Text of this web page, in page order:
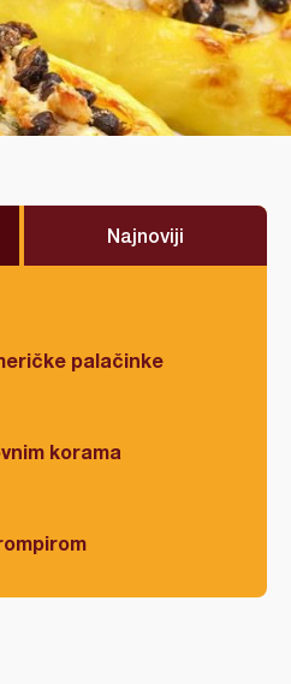
Najnoviji
palačinke
korama